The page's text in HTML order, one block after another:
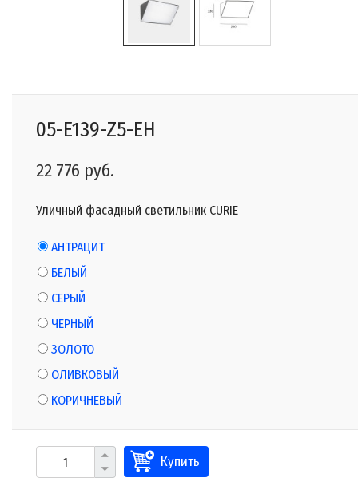
05-E139-Z5-EH
22 776 руб.
Уличный фасадный светильник CURIE
АНТРАЦИТ
БЕЛЫЙ
СЕРЫЙ
ЧЕРНЫЙ
ЗОЛОТО
ОЛИВКОВЫЙ
КОРИЧНЕВЫЙ
Купить